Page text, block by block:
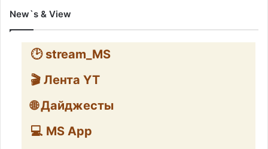
New`s & View
🕑 stream_MS
🎬 Лента YT
🌐 Дайджесты
💻 MS App